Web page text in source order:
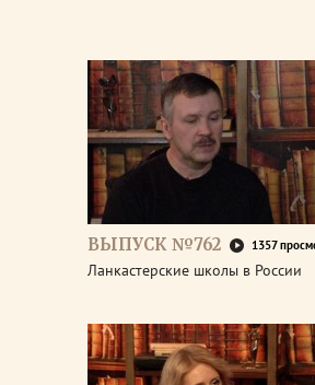
ВЫПУСК №762 1357
Ланкастерские школы в России